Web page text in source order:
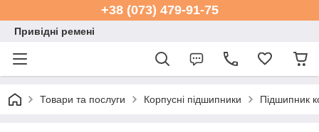
+38 (073) 479-91-75
Привідні ремені
Товари та послуги Корпусні підшипники Підшипник